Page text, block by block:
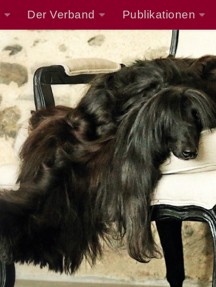
Der Verband Publikationen